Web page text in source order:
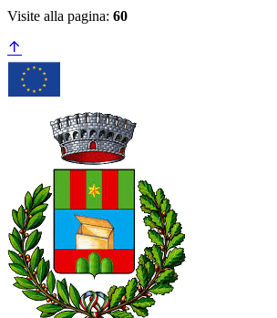
Visite alla pagina: 60